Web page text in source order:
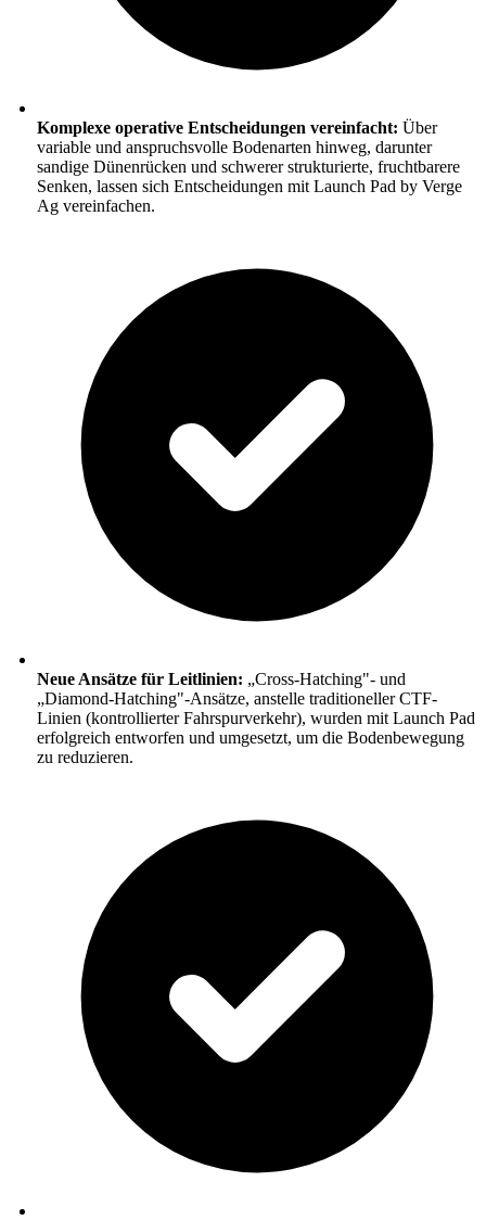
Komplexe operative Entscheidungen vereinfacht: Über
variable und anspruchsvolle Bodenarten hinweg, darunter
sandige Dünenrücken und schwerer strukturierte, fruchtbarere
Senken, lassen sich Entscheidungen mit Launch Pad by Verge
Ag vereinfachen.
Neue Ansätze für Leitlinien: „Cross-Hatching"- und
„Diamond-Hatching"-Ansätze, anstelle traditioneller CTF-
Linien (kontrollierter Fahrspurverkehr), wurden mit Launch Pad
erfolgreich entworfen und umgesetzt, um die Bodenbewegung
zu reduzieren.